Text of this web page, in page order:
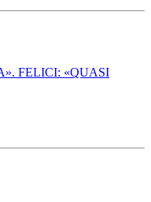
FELICI: «QUASI